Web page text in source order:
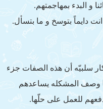
و البدء بمهاجمتهم.
دايماً بتوسخ و ما بتسأل.
سلبيّه أن هذه الصفات جزء
وصف المشكله يساعدهم
للعمل على حلّها.